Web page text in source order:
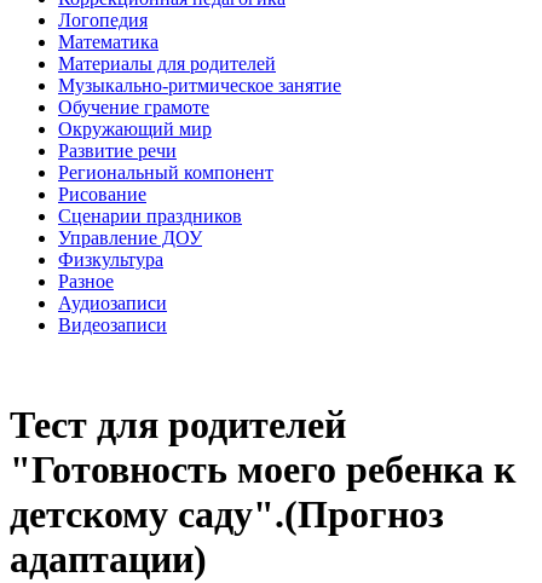
Логопедия
Математика
Материалы для родителей
Музыкально-ритмическое занятие
Обучение грамоте
Окружающий мир
Развитие речи
Региональный компонент
Рисование
Сценарии праздников
Управление ДОУ
Физкультура
Разное
Аудиозаписи
Видеозаписи
Тест для родителей
"Готовность моего ребенка к
детскому саду".(Прогноз
адаптации)